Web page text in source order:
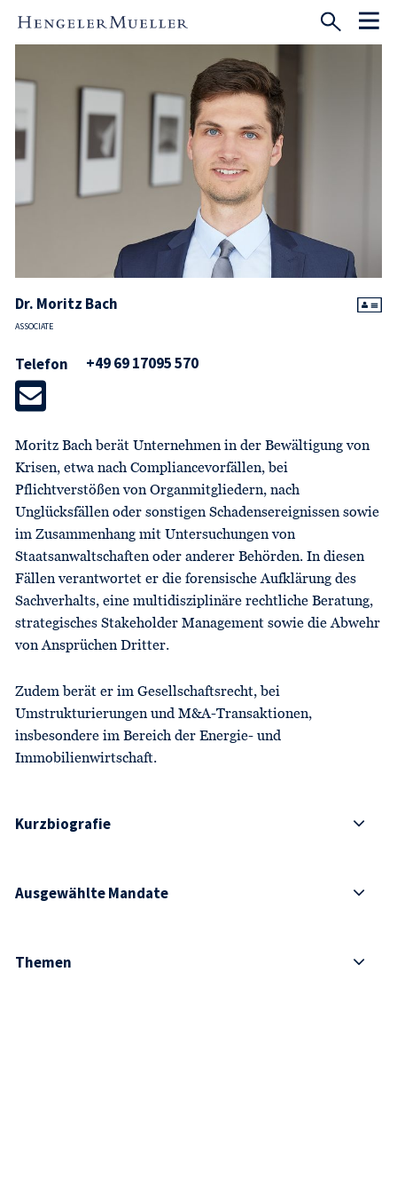
Dr. Moritz Bach
ASSOCIATE
Telefon +49 69 17095 570
Moritz Bach berät Unternehmen in der Bewältigung von
Krisen, etwa nach Compliancevorfällen, bei
Pflichtverstößen von Organmitgliedern, nach
Unglücksfällen oder sonstigen Schadensereignissen sowie
im Zusammenhang mit Untersuchungen von
Staatsanwaltschaften oder anderer Behörden. In diesen
Fällen verantwortet er die forensische Aufklärung des
Sachverhalts, eine multidisziplinäre rechtliche Beratung,
strategisches Stakeholder Management sowie die Abwehr
von Ansprüchen Dritter.
Zudem berät er im Gesellschaftsrecht, bei
Umstrukturierungen und M&A-Transaktionen,
insbesondere im Bereich der Energie- und
Immobilienwirtschaft.
Kurzbiografie
Ausgewählte Mandate
Themen